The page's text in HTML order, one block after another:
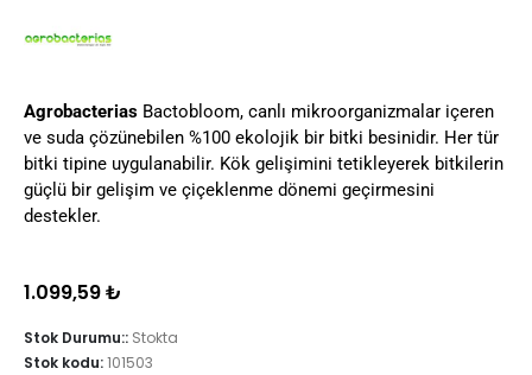
Agrobacterias Bactobloom, canlı mikroorganizmalar içeren
ve suda çözünebilen %100 ekolojik bir bitki besinidir. Her tür
bitki tipine uygulanabilir. Kök gelişimini tetikleyerek bitkilerin
güçlü bir gelişim ve çiçeklenme dönemi geçirmesini
destekler.
1.099,59₺
Stok Durumu:: Stokta
Stok kodu:101503